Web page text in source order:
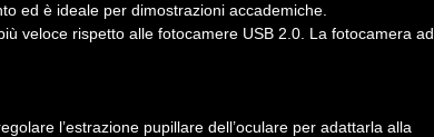
ed è ideale per dimostrazioni accademiche.
veloce rispetto alle fotocamere USB 2.0. La fotocamera ad
l’estrazione pupillare dell’oculare per adattarla alla